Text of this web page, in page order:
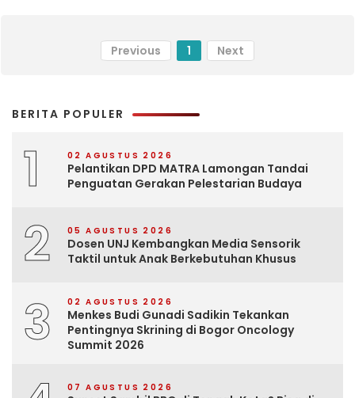
Previous 1 Next
BERITA POPULER
1 02 AGUSTUS 2026
Pelantikan DPD MATRA Lamongan Tandai
Penguatan Gerakan Pelestarian Budaya
2 05 AGUSTUS 2026
Dosen UNJ Kembangkan Media Sensorik
Taktil untuk Anak Berkebutuhan Khusus
3 02 AGUSTUS 2026
Menkes Budi Gunadi Sadikin Tekankan
Pentingnya Skrining di Bogor Oncology
Summit 2026
07 AGUSTUS 2026